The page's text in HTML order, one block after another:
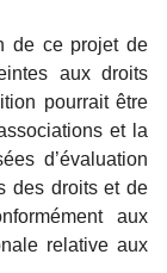
de ce projet de
aux droits
pourrait être
et la
d’évaluation
des droits et de
aux
relative aux